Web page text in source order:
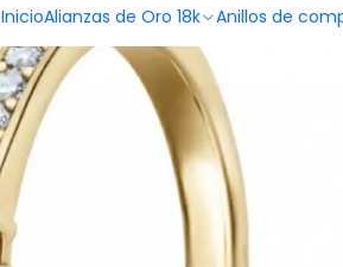
InicioAlianzas de Oro 18k Anillos de